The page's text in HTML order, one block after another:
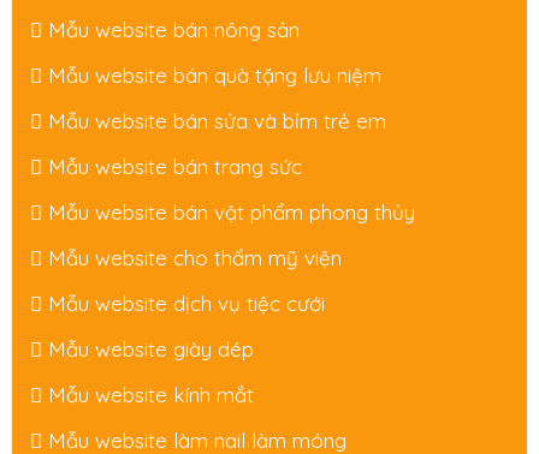
Mẫu website bán nông sản
Mẫu website bán quà tặng lưu niệm
Mẫu website bán sửa và bỉm trẻ em
Mẫu website bán trang sức
Mẫu website bán vật phẩm phong thủy
Mẫu website cho thẩm mỹ viện
Mẫu website dịch vụ tiệc cưới
Mẫu website giày dép
Mẫu website kính mắt
Mẫu website làm nail làm móng